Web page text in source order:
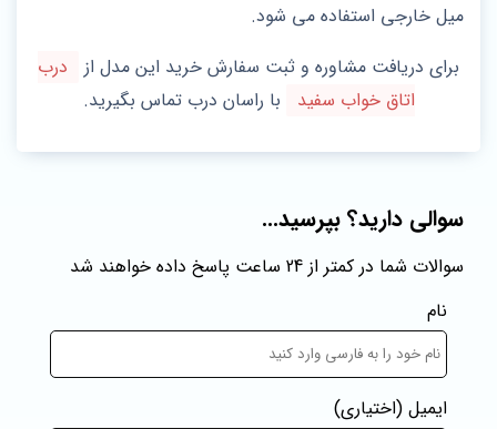
میل خارجی استفاده می شود.
برای دریافت مشاوره و ثبت سفارش خرید این مدل از
درب
اتاق خواب سفید
با راسان درب تماس بگیرید.
سوالی دارید؟ بپرسید...
سوالات شما در کمتر از 24 ساعت پاسخ داده خواهند شد
نام
ایمیل (اختیاری)